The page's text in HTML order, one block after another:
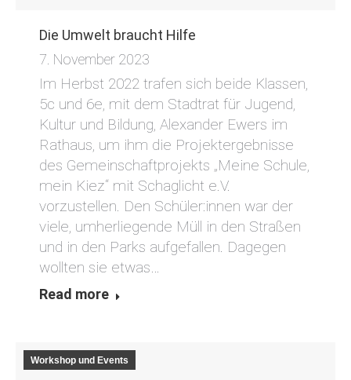
Die Umwelt braucht Hilfe
7. November 2023
Im Herbst 2022 trafen sich beide Klassen,
5c und 6e, mit dem Stadtrat für Jugend,
Kultur und Bildung, Alexander Ewers im
Rathaus, um ihm die Projektergebnisse
des Gemeinschaftprojekts „Meine Schule,
mein Kiez“ mit Schaglicht e.V.
vorzustellen. Den Schüler:innen war der
viele, umherliegende Müll in den Straßen
und in den Parks aufgefallen. Dagegen
wollten sie etwas…
Read more
Workshop und Events